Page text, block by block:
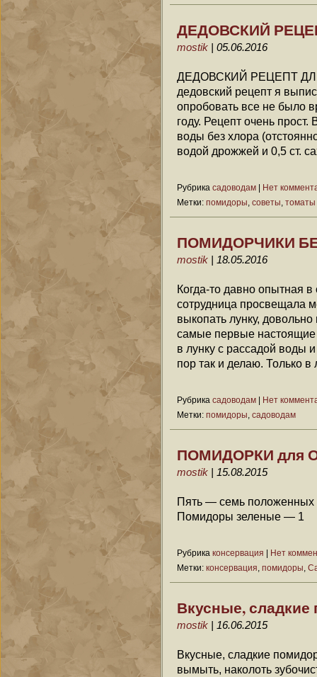
ДЕДОВСКИЙ
mostik | 05.06.2016
ДЕДОВСКИЙ РЕЦЕПТ
дедовский рецепт я
опробовать все не было
году. Рецепт очень
воды без хлора
водой дрожжей и 0,5 ст.
Рубрика садоводам
Нет
Метки: помидоры советы томаты
ПОМИДОРЧИКИ
mostik | 18.05.2016
Когда-то давно опытная
сотрудница просвещала
выкопать лунку,
самые первые настоящие
в лунку с рассадой воды
пор так и делаю. Только
Рубрика садоводам
Нет
Метки: помидоры садоводам
ПОМИДОРКИ для
mostik | 15.08.2015
Пять — семь
Помидоры зеленые — 1
Рубрика консервация
Нет
Метки: консервация помидоры
Вкусные,
mostik | 16.06.2015
Вкусные, сладкие
вымыть, наколоть